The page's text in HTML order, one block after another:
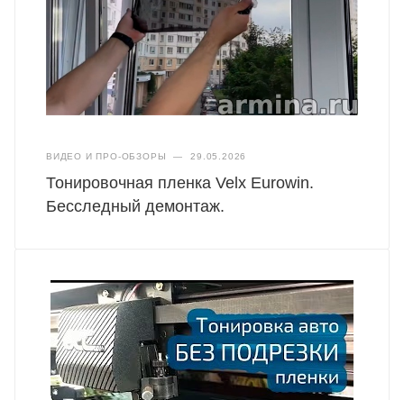
ВИДЕО И ПРО-ОБЗОРЫ — 29.05.2026
Тонировочная пленка Velx Eurowin.
Бесследный демонтаж.